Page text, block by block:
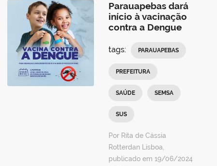
Parauapebas dará
início à vacinação
contra a Dengue
tags: PARAUAPEBAS
PREFEITURA
SAÚDE SEMSA
SUS
Por Rita de Cássia
Rotterdan Lisboa,
publicado em 19/06/2024